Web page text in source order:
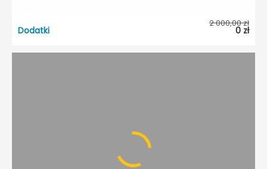
Dodatki 0 zł